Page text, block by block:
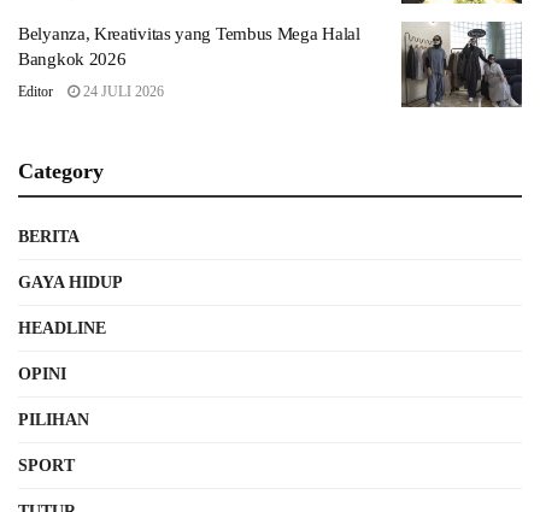
Belyanza, Kreativitas yang Tembus Mega Halal
Bangkok 2026
Editor 24 JULI 2026
Category
BERITA
GAYA HIDUP
HEADLINE
OPINI
PILIHAN
SPORT